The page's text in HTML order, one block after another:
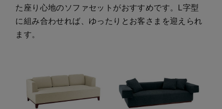
た座り心地のソファセットがおすすめです。L字型
に組み合わせれば、ゆったりとお客さまを迎えられ
ます。